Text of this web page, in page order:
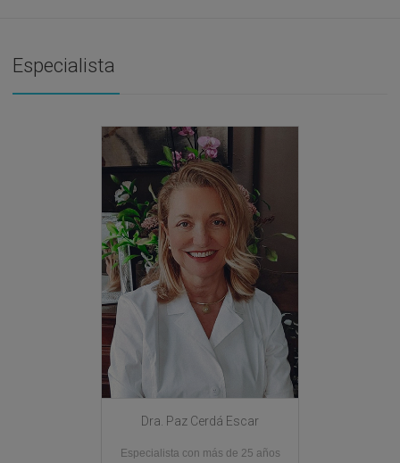
Especialista
Dra. Paz Cerdá Escar
Especialista con más de 25 años